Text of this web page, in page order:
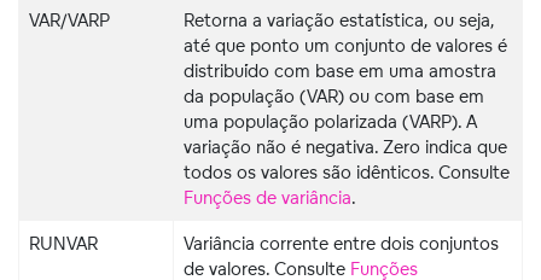
VAR/VARP
Retorna a variação estatística, ou seja,
até que ponto um conjunto de valores é
distribuído com base em uma amostra
da população (VAR) ou com base em
uma população polarizada (VARP). A
variação não é negativa. Zero indica que
todos os valores são idênticos. Consulte
Funções de variância.
RUNVAR
Variância corrente entre dois conjuntos
de valores. Consulte Funções